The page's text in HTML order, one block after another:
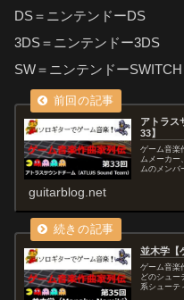
DS＝ニンテンドーDS
3DS＝ニンテンドー3DS
SW＝ニンテンドーSWITCH
アトラス
33】
ゲーム音楽
ムメーカー
ムのメンバ
guitarblog.net
並木学【
ゲーム音楽
どのシュー
系シューテ